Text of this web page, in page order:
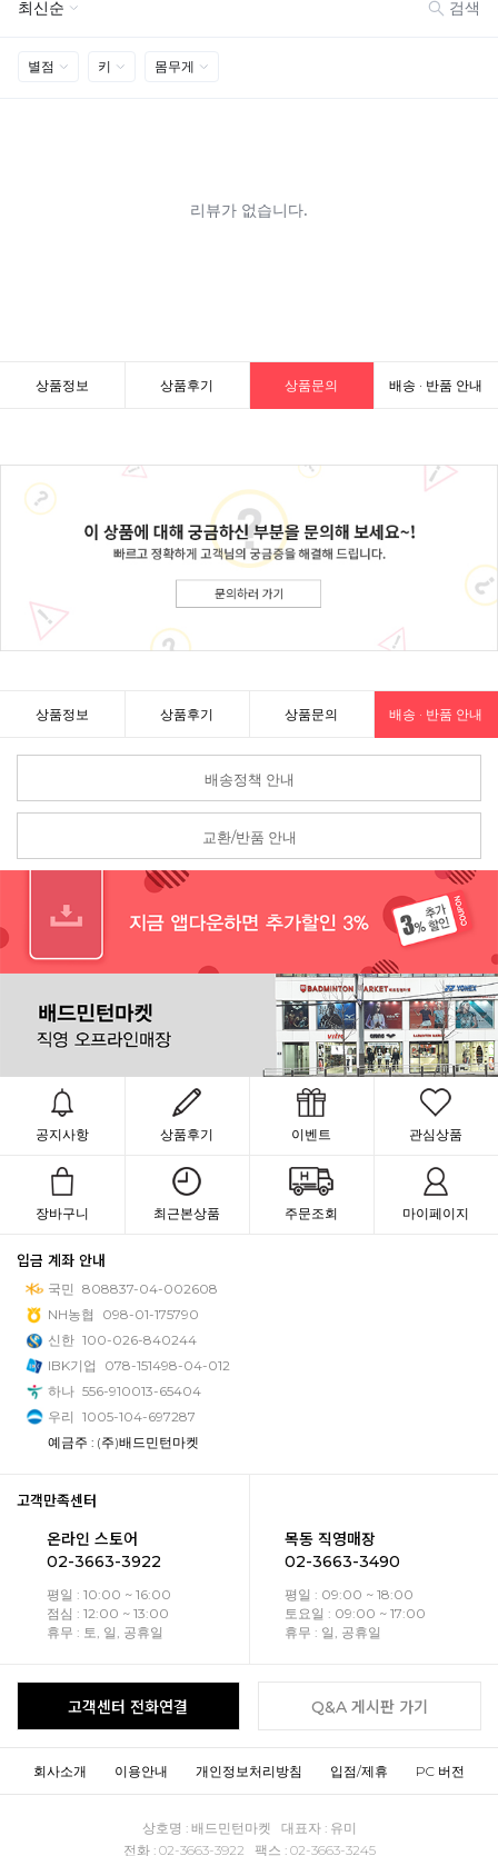
상품정보 상품후기 상품문의 배송 · 반품 안내
상품정보 상품후기 상품문의 배송 · 반품 안내
배송정책 안내
교환/반품 안내
공지사항 상품후기 이벤트 관심상품
장바구니 최근본상품 주문조회 마이페이지
입금 계좌 안내
국민 808837-04-002608
NH농협
098-01-175790
신한 100-026-840244
IBK기업
078-151498-04-012
하나 556-910013-65404
우리 1005-104-697287
예금주 : (주)배드민턴마켓
고객만족센터
온라인 스토어
02-3663-3922
평일 : 10:00 ~ 16:00
점심 : 12:00 ~ 13:00
휴무 : 토, 일, 공휴일
목동 직영매장
02-3663-3490
평일 : 09:00 ~ 18:00
토요일 : 09:00 ~ 17:00
휴무 : 일, 공휴일
고객센터 전화연결 Q&A 게시판 가기
회사소개 이용안내 개인정보처리방침 입점/제휴 PC 버전
상호명 : 배드민턴마켓 대표자 : 유미
전화 : 02-3663-3922 팩스 : 02-3663-3245